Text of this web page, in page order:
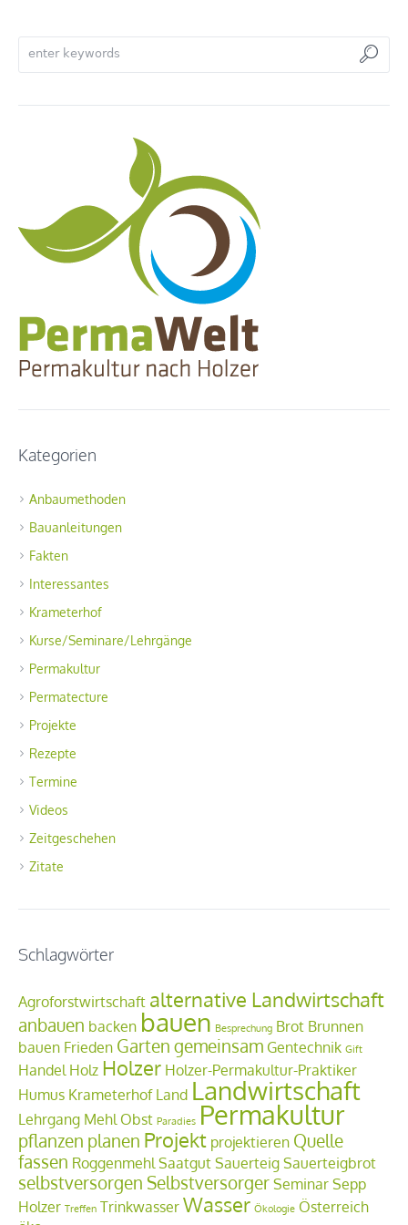
Kategorien
Anbaumethoden
Bauanleitungen
Fakten
Interessantes
Krameterhof
Kurse/Seminare/Lehrgänge
Permakultur
Permatecture
Projekte
Rezepte
Termine
Videos
Zeitgeschehen
Zitate
Schlagwörter
Agroforstwirtschaft alternative Landwirtschaft
anbauen backen bauen Besprechung Brot Brunnen
bauen Frieden Garten gemeinsam Gentechnik Gift
Handel Holz Holzer Holzer-Permakultur-Praktiker
Humus Krameterhof Land Landwirtschaft
Lehrgang Mehl Obst Paradies Permakultur
pflanzen planen Projekt projektieren Quelle
fassen Roggenmehl Saatgut Sauerteig Sauerteigbrot
selbstversorgen Selbstversorger Seminar Sepp
Holzer Treffen Trinkwasser Wasser Ökologie Österreich